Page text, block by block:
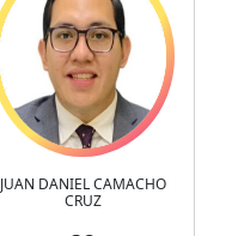
JUAN DANIEL CAMACHO
CRUZ